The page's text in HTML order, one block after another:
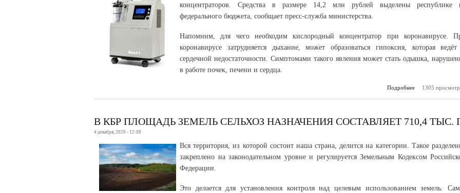
концентраторов. Средства в размере 14,2 млн рублей выделены республике
федерального бюджета, сообщает пресс-служба министерства.
Напомним, для чего необходим кислородный концентратор при коронавирусе.
коронавирусе затрудняется дыхание, может образоваться гипоксия, которая
сердечной недостаточности. Симптомами такого явления может стать одышка,
в работе почек, печени и сердца.
Подробнее
о В
1305
В КБР ПЛОЩАДЬ ЗЕМЕЛЬ СЕЛЬХОЗ НАЗНАЧЕНИЯ СОСТАВЛЯЕТ 710,4 ТЫС.
4 декабря, 2020 - 12:08
Вся территория, из которой состоит наша страна, делится на категории. Такое
закреплено на законодательном уровне и регулируется Земельным Кодексом
Федерации.
Это делается для установления контроля над целевым использованием земель.